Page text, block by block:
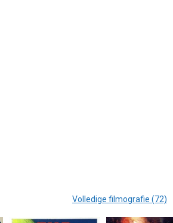
Volledige filmografie (72)